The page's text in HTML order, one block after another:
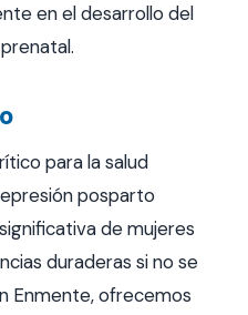
en el desarrollo del
para la salud
posparto
de mujeres
duraderas si no se
Enmente, ofrecemos